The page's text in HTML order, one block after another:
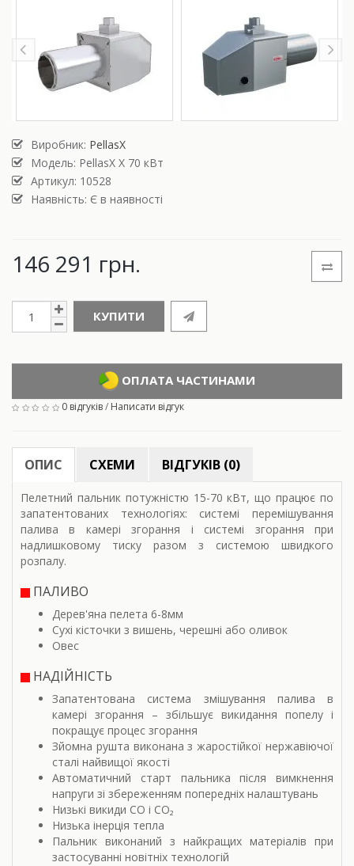
Виробник: PellasX
Модель: PellasX X 70 кВт
Артикул: 10528
Наявність: Є в наявності
146 291 грн.
КУПИТИ
ОПЛАТА ЧАСТИНАМИ
0 відгуків/ Написати відгук
ОПИС СХЕМИ ВІДГУКІВ (0)
Пелетний пальник потужністю 15-70 кВт, що працює по
запатентованих технологіях: системі перемішування
палива в камері згорання і системі згорання при
надлишковому тиску разом з системою швидкого
розпалу.
ПАЛИВО
Дерев'яна пелета 6-8мм
Сухі кісточки з вишень, черешні або оливок
Овес
НАДІЙНІСТЬ
Запатентована система змішування палива в
камері згорання – збільшує викидання попелу і
покращує процес згорання
Зйомна рушта виконана з жаростійкої нержавіючої
сталі найвищої якості
Автоматичний старт пальника після вимкнення
напруги зі збереженням попередніх налаштувань
Низькі викиди CO i CO₂
Низька інерція тепла
Пальник виконаний з найкращих матеріалів при
застосуванні новітніх технологій